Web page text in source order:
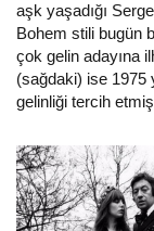
aşk yaşadığı
Bohem stili bugün
çok gelin adayına
(sağdaki) ise 1975
gelinliği tercih